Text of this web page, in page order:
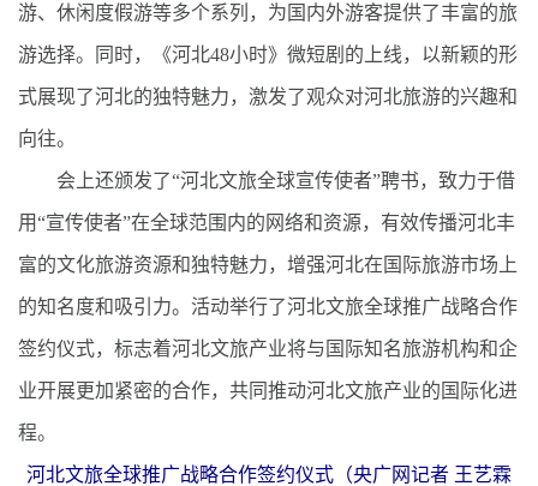
游、休闲度假游等多个系列，为国内外游客提供了丰富的旅
游选择。同时，《河北48小时》微短剧的上线，以新颖的形
式展现了河北的独特魅力，激发了观众对河北旅游的兴趣和
向往。
会上还颁发了“河北文旅全球宣传使者”聘书，致力于借
用“宣传使者”在全球范围内的网络和资源，有效传播河北丰
富的文化旅游资源和独特魅力，增强河北在国际旅游市场上
的知名度和吸引力。活动举行了河北文旅全球推广战略合作
签约仪式，标志着河北文旅产业将与国际知名旅游机构和企
业开展更加紧密的合作，共同推动河北文旅产业的国际化进
程。
河北文旅全球推广战略合作签约仪式（央广网记者 王艺霖